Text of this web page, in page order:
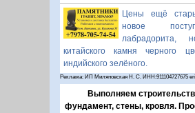
Цены ещё
новое
лабрадорита,
китайского камня черного
индийского зелёного.
Реклама: ИП Миляновская Н. С. ИНН:911104727675
Выполняем
фундамент, стены, кровля.